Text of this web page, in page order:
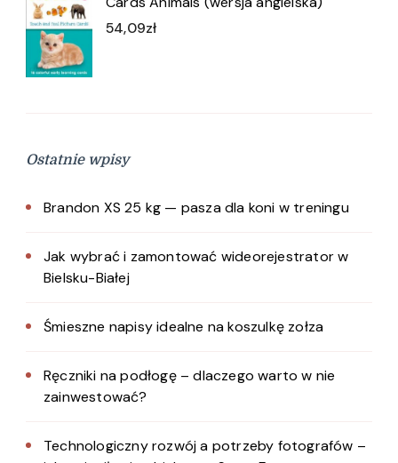
54,09zł
Ostatnie wpisy
Brandon XS 25 kg — pasza dla koni w treningu
Jak wybrać i zamontować wideorejestrator w
Bielsku-Białej
Śmieszne napisy idealne na koszulkę zołza
Ręczniki na podłogę – dlaczego warto w nie
zainwestować?
Technologiczny rozwój a potrzeby fotografów –